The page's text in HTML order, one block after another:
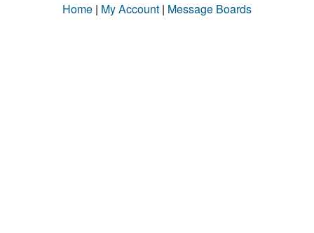
Home | My Account | Message Boards